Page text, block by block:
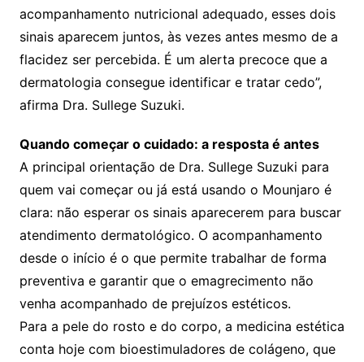
acompanhamento nutricional adequado, esses dois
sinais aparecem juntos, às vezes antes mesmo de a
flacidez ser percebida. É um alerta precoce que a
dermatologia consegue identificar e tratar cedo”,
afirma Dra. Sullege Suzuki.
Quando começar o cuidado: a resposta é antes
A principal orientação de Dra. Sullege Suzuki para
quem vai começar ou já está usando o Mounjaro é
clara: não esperar os sinais aparecerem para buscar
atendimento dermatológico. O acompanhamento
desde o início é o que permite trabalhar de forma
preventiva e garantir que o emagrecimento não
venha acompanhado de prejuízos estéticos.
Para a pele do rosto e do corpo, a medicina estética
conta hoje com bioestimuladores de colágeno, que